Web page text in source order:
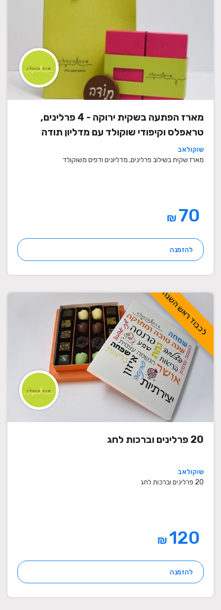
מארז הפתעה בשקית ירוקה - 4 פרלינים,
טראפלס וקיפודי שוקולד עם מדליון תודה
שוקולאב
מארז שקית בשילוב פרלינים, מדליונים ודפים משוקולד
₪
להזמנה
לכבוד ראש השנה
20 פרלינים וברכות לחג
שוקולאב
20 פרלינים וברכות לחג
₪
להזמנה